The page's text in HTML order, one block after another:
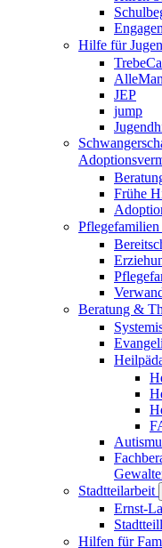
Hilfe für
JEP
jump
Frühe
Pflegefamilien
Beratung &
Stadtteilarbeit
Ernst-
Hilfen für